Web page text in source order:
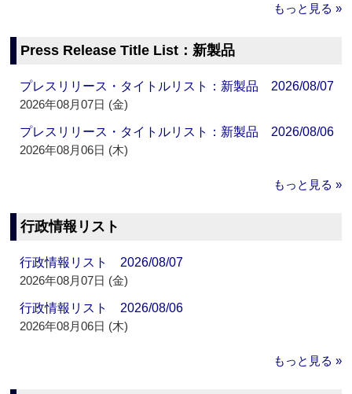
もっと見る »
Press Release Title List：新製品
プレスリリース・タイトルリスト：新製品 2026/08/07
2026年08月07日 (金)
プレスリリース・タイトルリスト：新製品 2026/08/06
2026年08月06日 (木)
もっと見る »
行政情報リスト
行政情報リスト 2026/08/07
2026年08月07日 (金)
行政情報リスト 2026/08/06
2026年08月06日 (木)
もっと見る »